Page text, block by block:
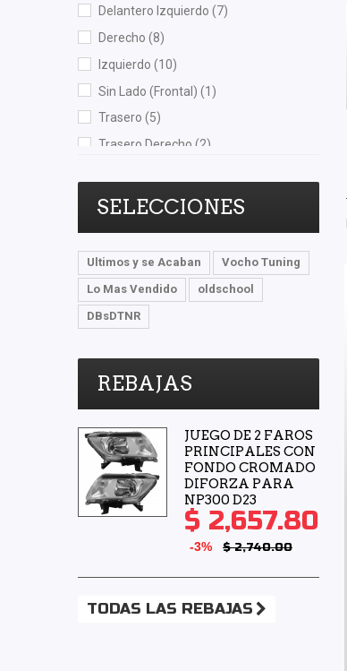
Yokomitsu(4)
Delantero Izquierdo (7)
Derecho (8)
Izquierdo (10)
Sin Lado (Frontal) (1)
Trasero (5)
Trasero Derecho (2)
SELECCIONES
Ultimos y se Acaban
Vocho Tuning
Lo Mas Vendido
oldschool
DBsDTNR
REBAJAS
JUEGO DE 2 FAROS
PRINCIPALES CON
FONDO CROMADO
DIFORZA PARA
NP300 D23
$ 2,657.80
-3% $ 2,740.00
TODAS LAS REBAJAS